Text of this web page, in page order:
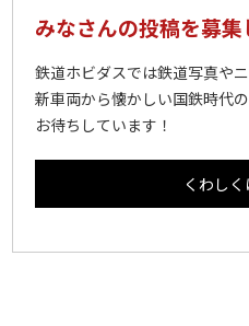
みなさんの投稿を募集
鉄道ホビダスでは鉄道写真や
新車両から懐かしい国鉄時代
お待ちしています！
くわし